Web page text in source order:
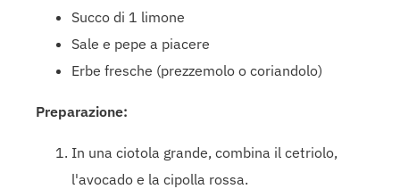
Succo di 1 limone
Sale e pepe a piacere
Erbe fresche (prezzemolo o coriandolo)
Preparazione:
In una ciotola grande, combina il cetriolo,
l'avocado e la cipolla rossa.